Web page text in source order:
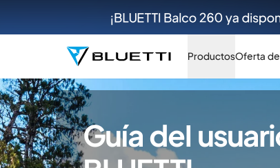
ProductosOferta
Guía del